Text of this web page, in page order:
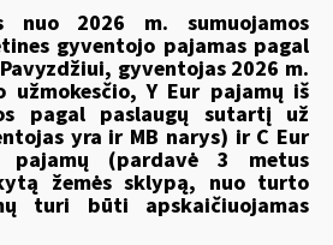
nuo 2026 m. sumuojamos
gyventojo pajamas pagal
gyventojas 2026 m.
užmokesčio, Y Eur pajamų iš
pagal paslaugų sutartį už
yra ir MB narys) ir C Eur
pajamų (pardavė 3 metus
žemės sklypą, nuo turto
turi būti apskaičiuojamas